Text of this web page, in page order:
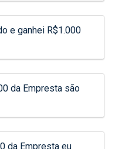
e ganhei R$1.000
da Empresta são
da Empresta eu